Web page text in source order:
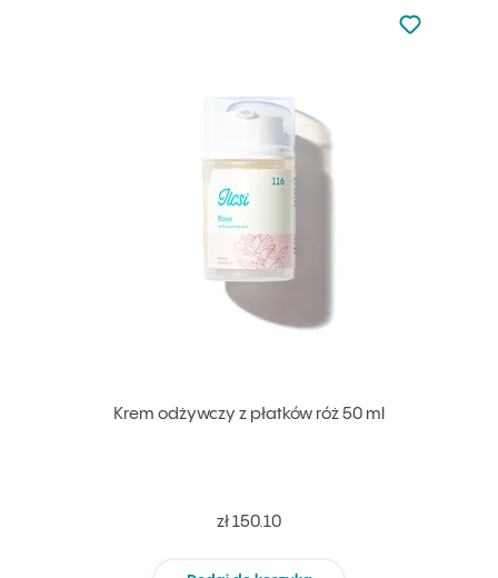
Krem odżywczy z płatków róż 50 ml
zł 150.10
Nie dodano
Dodaj do